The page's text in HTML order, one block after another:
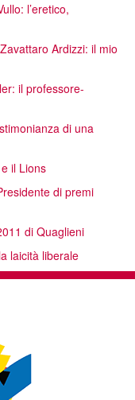
l’eretico,
Ardizzi: il mio
il professore-
di una
il Lions
di premi
di Quaglieni
laicità liberale